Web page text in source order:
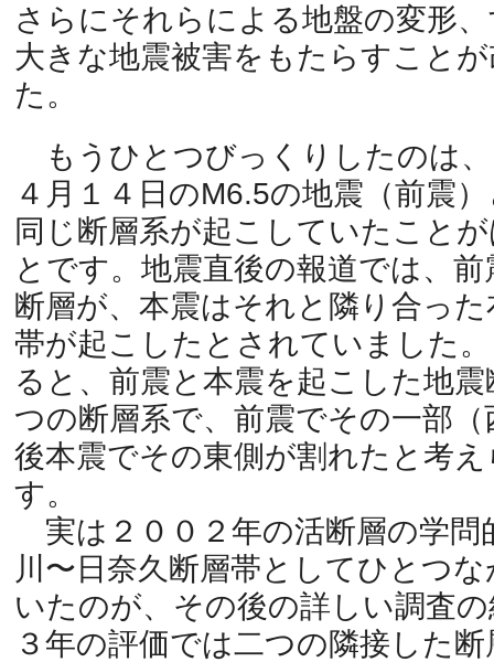
さらにそれらによる地盤の変形
大きな地震被害をもたらすこと
た。
もうひとつびっくりしたのは
４月１４日のM6.5の地震（前震
同じ断層系が起こしていたこと
とです。地震直後の報道では、
断層が、本震はそれと隣り合っ
帯が起こしたとされていました
ると、前震と本震を起こした地
つの断層系で、前震でその一部
後本震でその東側が割れたと考
す。
実は２００２年の活断層の学問
川〜日奈久断層帯としてひとつ
いたのが、その後の詳しい調査
３年の評価では二つの隣接した